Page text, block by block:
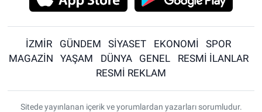
İZMİR GÜNDEM SİYASET EKONOMİ
SPOR
MAGAZİN
YAŞAM DÜNYA GENEL
RESMİ İLANLAR
RESMİ REKLAM
Sitede yayınlanan içerik ve yorumlardan yazarları sorumludur.